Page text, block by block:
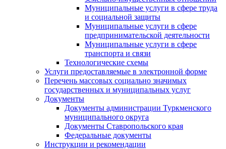
Муниципальные услуги в сфере труда
и социальной защиты
Муниципальные услуги в сфере
предпринимательской деятельности
Муниципальные услуги в сфере
транспорта и связи
Технологические схемы
Услуги предоставляемые в электронной форме
Перечень массовых социально значимых
государственных и муниципальных услуг
Документы
Документы администрации Туркменского
муниципального округа
Документы Ставропольского края
Федеральные документы
Инструкции и рекомендации